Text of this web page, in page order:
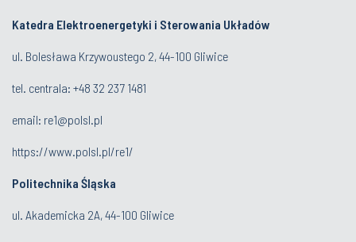
Katedra Elektroenergetyki i Sterowania Układów
ul. Bolesława Krzywoustego 2, 44-100 Gliwice
tel. centrala: +48 32 237 1481
email: re1@polsl.pl
https://www.polsl.pl/re1/
Politechnika Śląska
ul. Akademicka 2A, 44-100 Gliwice